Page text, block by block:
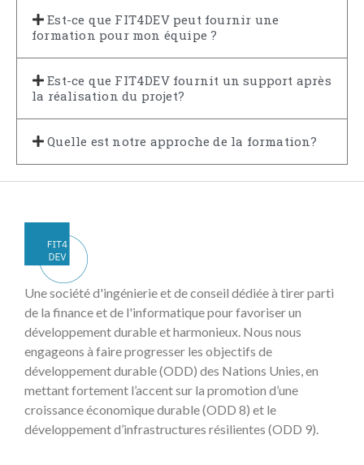
Est-ce que FIT4DEV peut fournir une
formation pour mon équipe ?
Est-ce que FIT4DEV fournit un support après
la réalisation du projet?
Quelle est notre approche de la formation?
Une société d'ingénierie et de conseil dédiée à tirer parti
de la finance et de l'informatique pour favoriser un
développement durable et harmonieux. Nous nous
engageons à faire progresser les objectifs de
développement durable (ODD) des Nations Unies, en
mettant fortement l’accent sur la promotion d’une
croissance économique durable (ODD 8) et le
développement d’infrastructures résilientes (ODD 9).